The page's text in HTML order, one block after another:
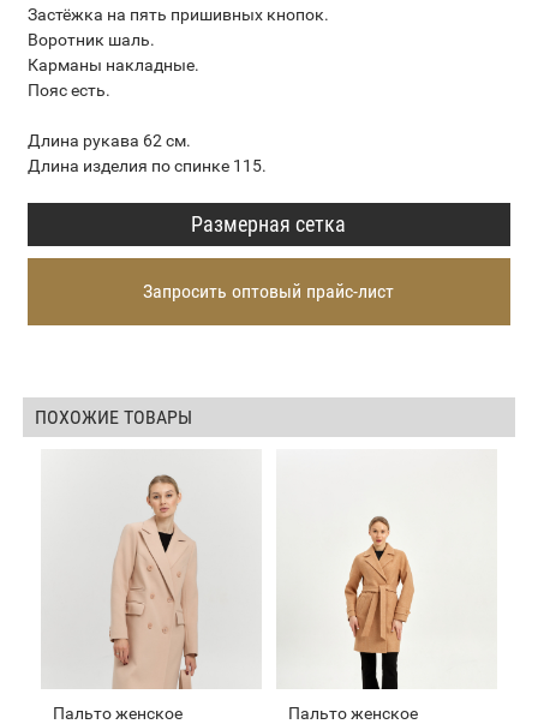
Застёжка на пять пришивных кнопок.
Воротник шаль.
Карманы накладные.
Пояс есть.
Длина рукава 62 см.
Длина изделия по спинке 115.
Размерная сетка
Запросить оптовый прайс-лист
ПОХОЖИЕ ТОВАРЫ
Пальто женское
Пальто женское